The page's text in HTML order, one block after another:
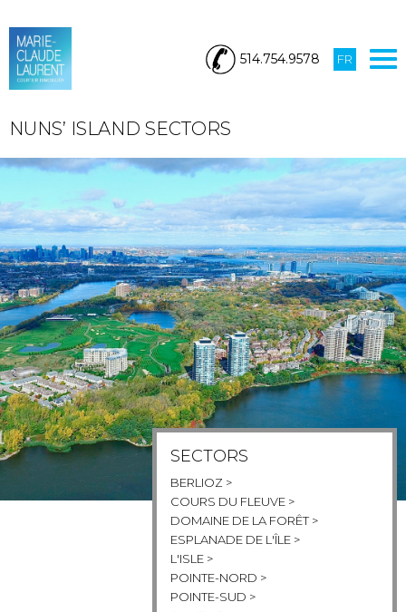
514.754.9578 FR
NUNS’ ISLAND SECTORS
SECTORS
BERLIOZ >
COURS DU FLEUVE >
DOMAINE DE LA FORÊT >
ESPLANADE DE L'ÎLE >
L'ISLE >
POINTE-NORD >
POINTE-SUD >